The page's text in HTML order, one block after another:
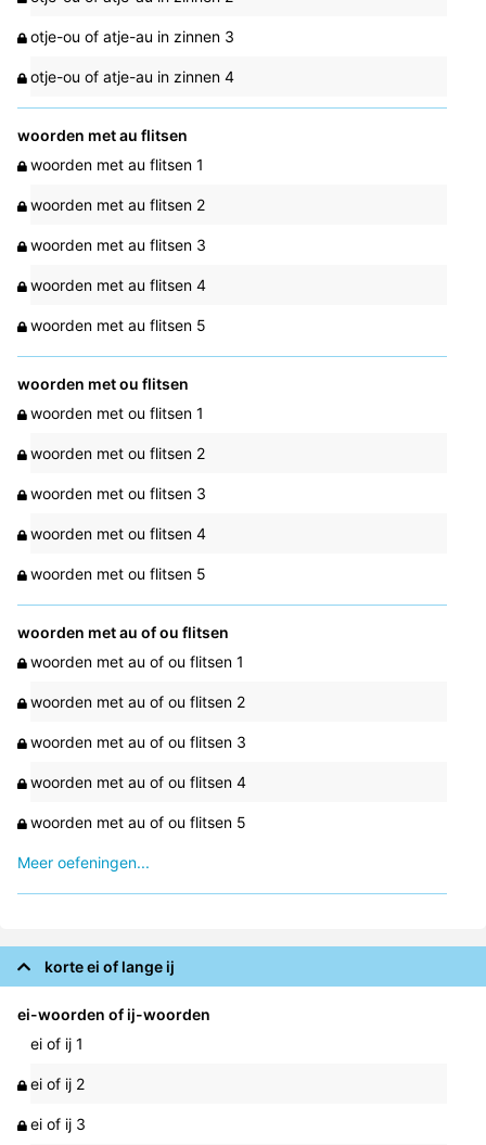
otje-ou of atje-au in zinnen 3
otje-ou of atje-au in zinnen 4
woorden met au flitsen
woorden met au flitsen 1
woorden met au flitsen 2
woorden met au flitsen 3
woorden met au flitsen 4
woorden met au flitsen 5
woorden met ou flitsen
woorden met ou flitsen 1
woorden met ou flitsen 2
woorden met ou flitsen 3
woorden met ou flitsen 4
woorden met ou flitsen 5
woorden met au of ou flitsen
woorden met au of ou flitsen 1
woorden met au of ou flitsen 2
woorden met au of ou flitsen 3
woorden met au of ou flitsen 4
woorden met au of ou flitsen 5
Meer oefeningen...
korte ei of lange ij
ei-woorden of ij-woorden
ei of ij 1
ei of ij 2
ei of ij 3